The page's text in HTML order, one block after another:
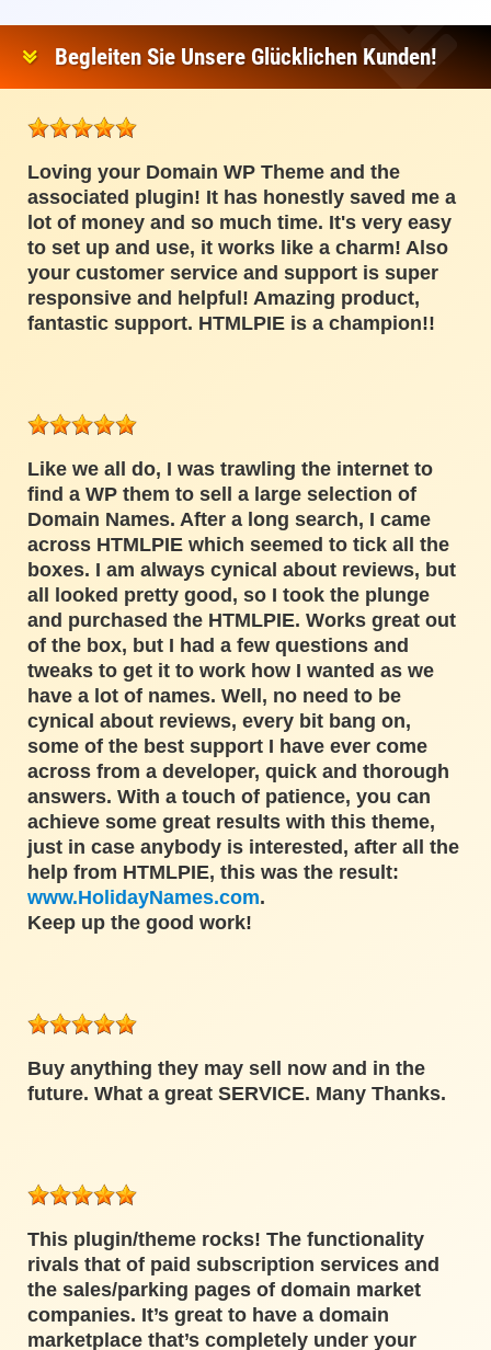
Begleiten Sie Unsere Glücklichen Kunden!
Loving your Domain WP Theme and the
associated plugin! It has honestly saved me a
lot of money and so much time. It's very easy
to set up and use, it works like a charm! Also
your customer service and support is super
responsive and helpful! Amazing product,
fantastic support. HTMLPIE is a champion!!
Like we all do, I was trawling the internet to
find a WP them to sell a large selection of
Domain Names. After a long search, I came
across HTMLPIE which seemed to tick all the
boxes. I am always cynical about reviews, but
all looked pretty good, so I took the plunge
and purchased the HTMLPIE. Works great out
of the box, but I had a few questions and
tweaks to get it to work how I wanted as we
have a lot of names. Well, no need to be
cynical about reviews, every bit bang on,
some of the best support I have ever come
across from a developer, quick and thorough
answers. With a touch of patience, you can
achieve some great results with this theme,
just in case anybody is interested, after all the
help from HTMLPIE, this was the result:
www.HolidayNames.com.
Keep up the good work!
Buy anything they may sell now and in the
future. What a great SERVICE. Many Thanks.
This plugin/theme rocks! The functionality
rivals that of paid subscription services and
the sales/parking pages of domain market
companies. It’s great to have a domain
marketplace that’s completely under your